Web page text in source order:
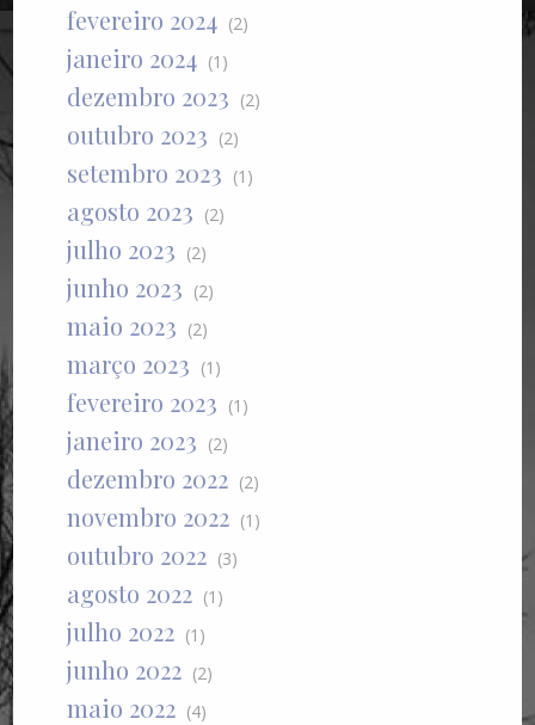
fevereiro 2024 (2)
janeiro 2024 (1)
dezembro 2023 (2)
outubro 2023 (2)
setembro 2023 (1)
agosto 2023 (2)
julho 2023 (2)
junho 2023 (2)
maio 2023 (2)
março 2023 (1)
fevereiro 2023 (1)
janeiro 2023 (2)
dezembro 2022 (2)
novembro 2022 (1)
outubro 2022 (3)
agosto 2022 (1)
julho 2022 (1)
junho 2022 (2)
maio 2022 (4)